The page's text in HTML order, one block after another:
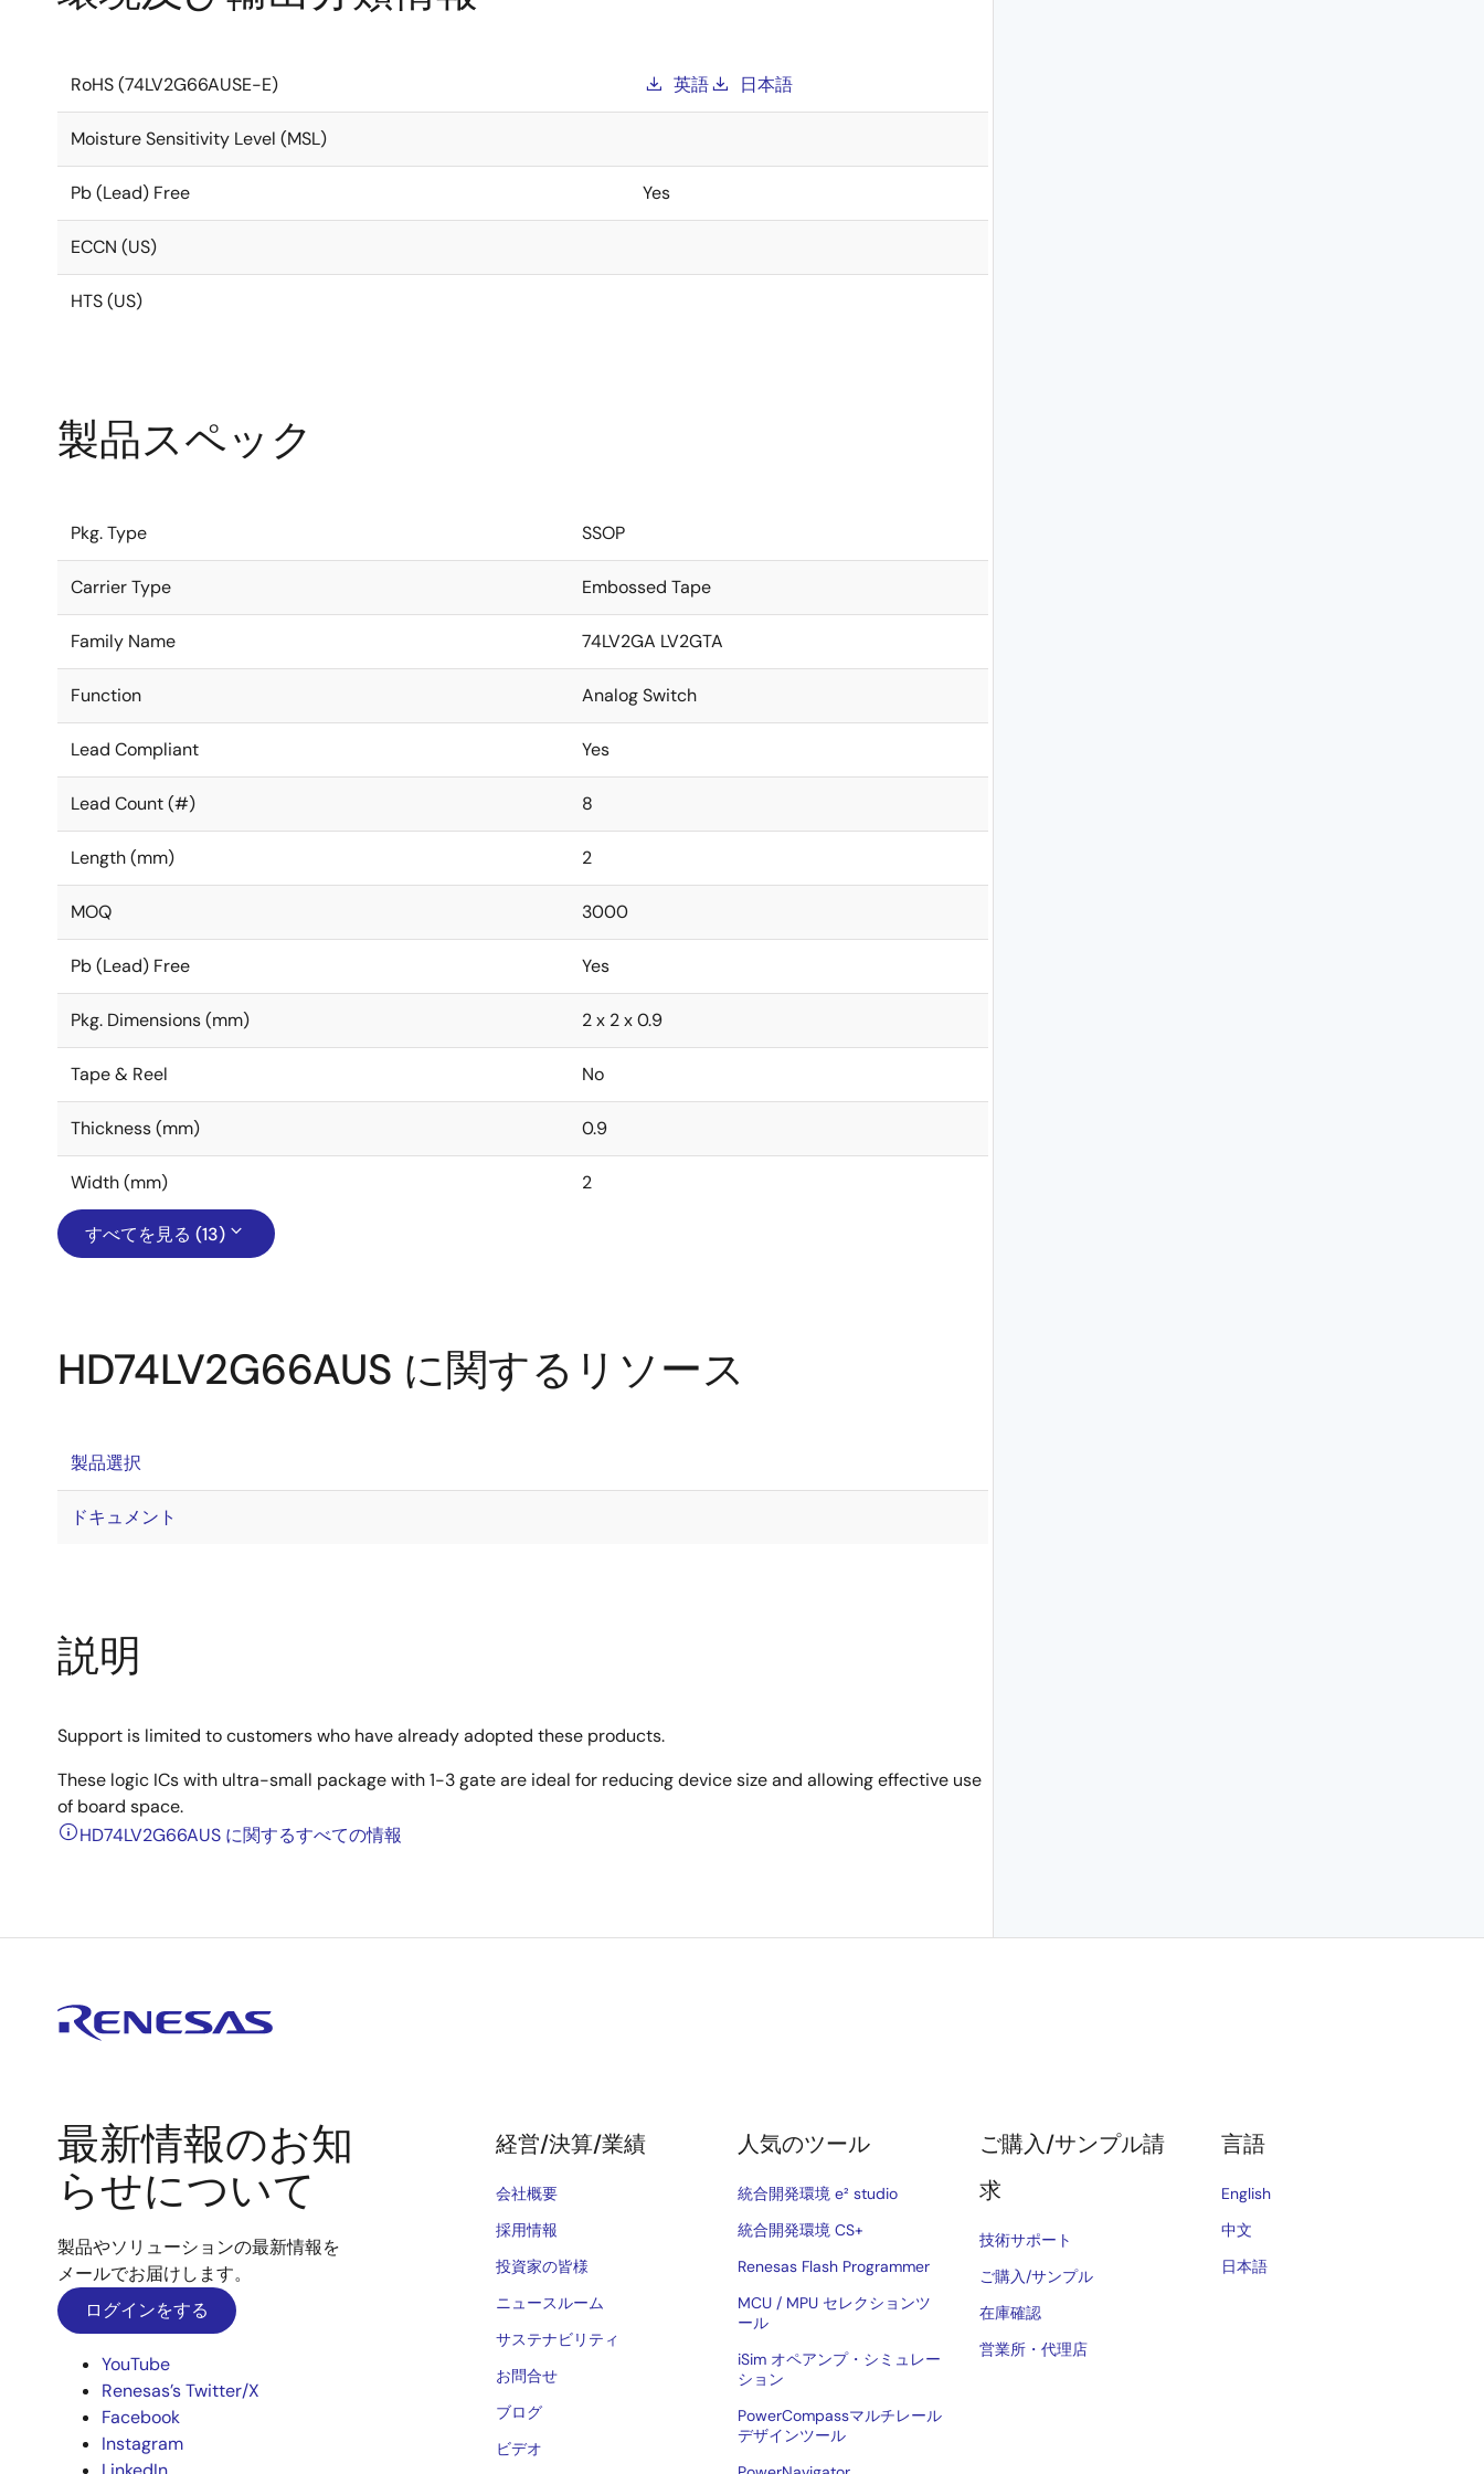
RoHS (74LV2G66AUSE-E) 英語 日本語
Moisture Sensitivity Level (MSL)
Pb (Lead) Free Yes
ECCN (US)
HTS (US)
製品スペック
Pkg. Type SSOP
Carrier Type Embossed Tape
Family Name 74LV2GA LV2GTA
Function Analog Switch
Lead Compliant Yes
Lead Count (#) 8
Length (mm) 2
MOQ 3000
Pb (Lead) Free Yes
Pkg. Dimensions (mm) 2 x 2 x 0.9
Tape & Reel No
Thickness (mm) 0.9
Width (mm) 2
すべてを見る (13)
HD74LV2G66AUS に関するリソース
製品選択
ドキュメント
説明
Support is limited to customers who have already adopted these products.
These logic ICs with ultra-small package with 1-3 gate are ideal for reducing device size and allowing effective use
of board space.
HD74LV2G66AUS に関するすべての情報
最新情報のお知
らせについて
製品やソリューションの最新情報を
メールでお届けします。
ログインをする
YouTube
Renesas’s Twitter/X
Facebook
Instagram
経営/決算/業績
会社概要
採用情報
投資家の皆様
ニュースルーム
サステナビリティ
お問合せ
ブログ
ビデオ
人気のツール
統合開発環境 e² studio
統合開発環境 CS+
Renesas Flash Programmer
MCU / MPU セレクションツ
ール
iSim オペアンプ・シミュレー
ション
PowerCompassマルチレール
デザインツール
ご購入/サンプル請
求
技術サポート
ご購入/サンプル
在庫確認
営業所・代理店
言語
English
中文
日本語